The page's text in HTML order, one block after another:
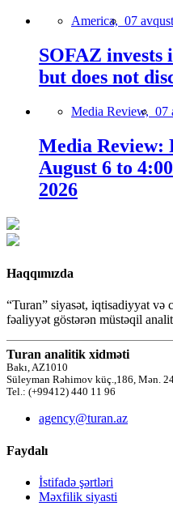
America, 07
SOFAZ invests
but does not
Media Review, 07
Media Review:
August 6 to
2026
Haqqımızda
“Turan” siyasət, iqtisadiyyat və
fəaliyyət göstərən müstəqil
Turan analitik xidməti
Bakı, AZ1010
Süleyman Rəhimov küç.,186, Mən.
Tel.: (+99412) 440 11 96
agency@turan.az
Faydalı
İstifadə şərtləri
Məxfilik siyasti